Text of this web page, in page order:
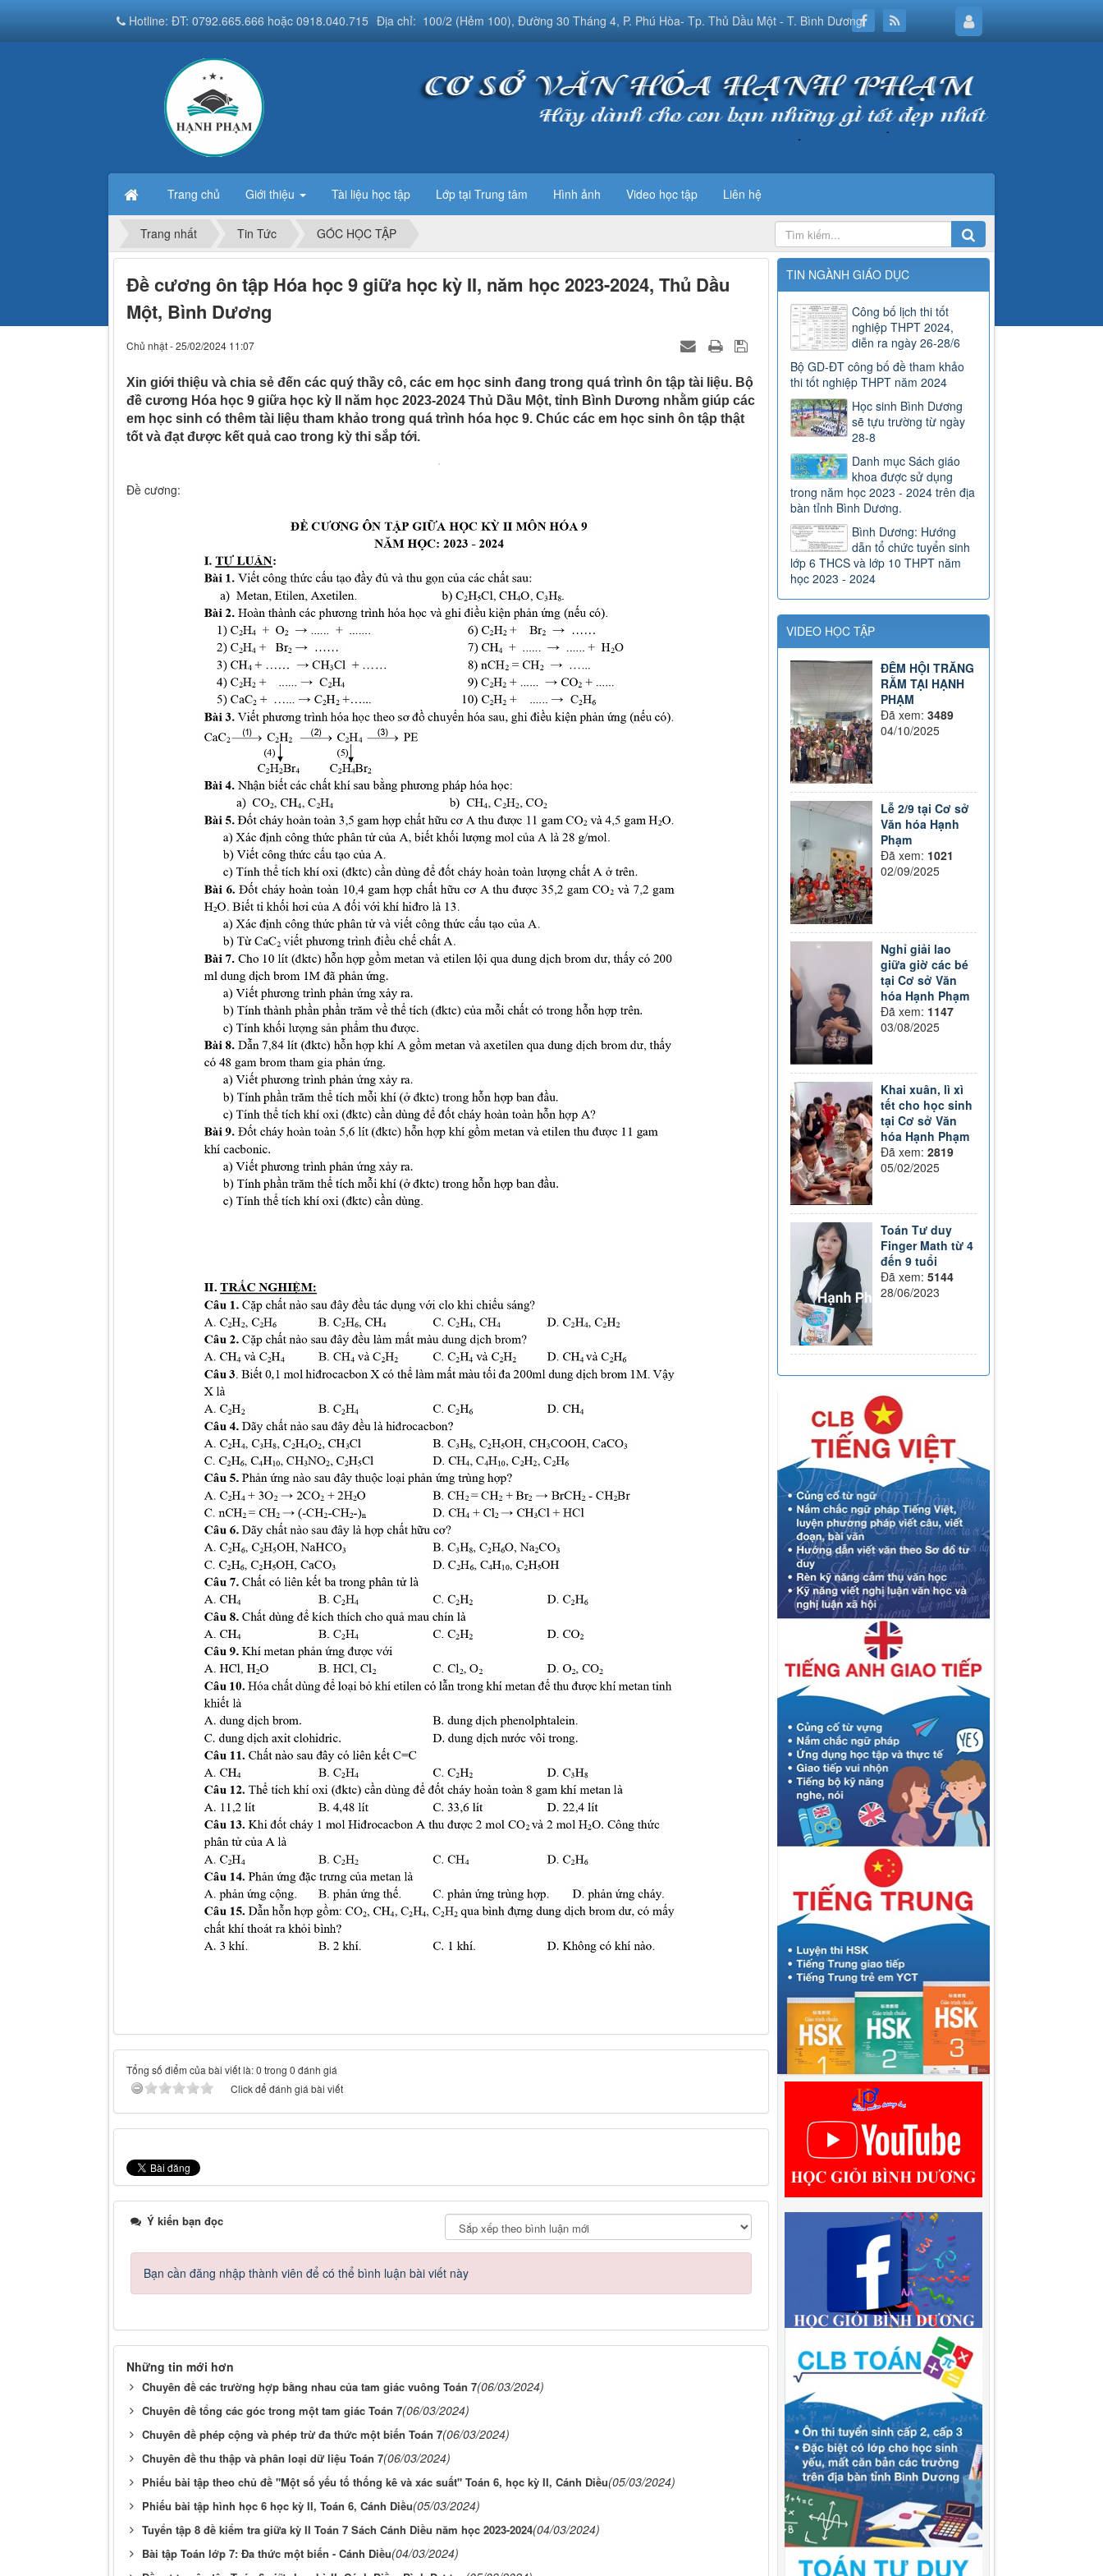
Trang chủ Giới thiệu Tài liệu học tập Lớp tại Trung tâm Hình ảnh Video học tập Liên hệ
Hotline: ĐT: 0792.665.666 hoặc 0918.040.715 Địa chỉ: 100/2 (Hẻm 100), Đường 30 Tháng 4, P. Phú Hòa- Tp. Thủ Dầu Một - T. Bình Dương
Trang nhất Tin Tức GÓC HỌC TẬP
Đề cương ôn tập Hóa học 9 giữa học kỳ II, năm học 2023-2024, Thủ Dầu
Một, Bình Dương
Chủ nhật - 25/02/2024 11:07
Xin giới thiệu và chia sẻ đến các quý thầy cô, các em học sinh đang trong quá trình ôn tập tài liệu. Bộ
đề cương Hóa học 9 giữa học kỳ II năm học 2023-2024 Thủ Dầu Một, tỉnh Bình Dương nhằm giúp các
em học sinh có thêm tài liệu tham khảo trong quá trình hóa học 9. Chúc các em học sinh ôn tập thật
tốt và đạt được kết quả cao trong kỳ thi sắp tới.
Đề cương:
Tổng số điểm của bài viết là: 0 trong 0 đánh giá
Click để đánh giá bài viết
Ý kiến bạn đọc
Bạn cần đăng nhập thành viên để có thể bình luận bài viết này
Những tin mới hơn
Chuyên đề các trường hợp bằng nhau của tam giác vuông Toán 7(06/03/2024)
Chuyên đề tổng các góc trong một tam giác Toán 7(06/03/2024)
Chuyên đề phép cộng và phép trừ đa thức một biến Toán 7(06/03/2024)
Chuyên đề thu thập và phân loại dữ liệu Toán 7(06/03/2024)
Phiếu bài tập theo chủ đề "Một số yếu tố thống kê và xác suất" Toán 6, học kỳ II, Cánh Diều(05/03/2024)
Phiếu bài tập hình học 6 học kỳ II, Toán 6, Cánh Diều(05/03/2024)
Tuyển tập 8 đề kiểm tra giữa kỳ II Toán 7 Sách Cánh Diều năm học 2023-2024(04/03/2024)
Bài tập Toán lớp 7: Đa thức một biến - Cánh Diều(04/03/2024)
TIN NGÀNH GIÁO DỤC
Công bố lịch thi tốt
nghiệp THPT 2024,
diễn ra ngày 26-28/6
Bộ GD-ĐT công bố đề tham khảo
thi tốt nghiệp THPT năm 2024
Học sinh Bình Dương
sẽ tựu trường từ ngày
28-8
Danh mục Sách giáo
khoa được sử dụng
trong năm học 2023 - 2024 trên địa
bàn tỉnh Bình Dương.
Bình Dương: Hướng
dẫn tổ chức tuyển sinh
lớp 6 THCS và lớp 10 THPT năm
học 2023 - 2024
VIDEO HỌC TẬP
ĐÊM HỘI TRĂNG
RẰM TẠI HẠNH
PHẠM
Đã xem: 3489
04/10/2025
Lễ 2/9 tại Cơ sở
Văn hóa Hạnh
Phạm
Đã xem: 1021
02/09/2025
Nghỉ giải lao
giữa giờ các bé
tại Cơ sở Văn
hóa Hạnh Phạm
Đã xem: 1147
03/08/2025
Khai xuân, lì xì
tết cho học sinh
tại Cơ sở Văn
hóa Hạnh Phạm
Đã xem: 2819
05/02/2025
Toán Tư duy
Finger Math từ 4
đến 9 tuổi
Đã xem: 5144
28/06/2023